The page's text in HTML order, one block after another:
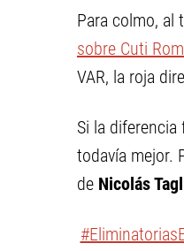
Para colmo, al
sobre Cuti
VAR, la roja
Si la
todavía mejor.
de Nicolás